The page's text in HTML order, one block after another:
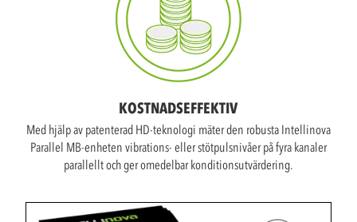
KOSTNADSEFFEKTIV
Med hjälp av patenterad HD-teknologi mäter den robusta Intellinova
Parallel MB-enheten vibrations- eller stötpulsnivåer på fyra kanaler
parallellt och ger omedelbar konditionsutvärdering.